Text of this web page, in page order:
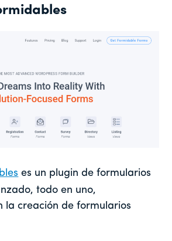
es un plugin de formularios
todo en uno,
la creación de formularios